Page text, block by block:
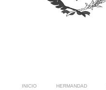
INICIO HERMANDAD